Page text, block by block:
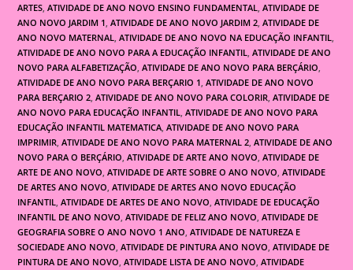
ARTES, ATIVIDADE DE ANO NOVO ENSINO FUNDAMENTAL, ATIVIDADE DE
ANO NOVO JARDIM 1, ATIVIDADE DE ANO NOVO JARDIM 2, ATIVIDADE DE
ANO NOVO MATERNAL, ATIVIDADE DE ANO NOVO NA EDUCAÇÃO INFANTIL,
ATIVIDADE DE ANO NOVO PARA A EDUCAÇÃO INFANTIL, ATIVIDADE DE ANO
NOVO PARA ALFABETIZAÇÃO, ATIVIDADE DE ANO NOVO PARA BERÇÁRIO,
ATIVIDADE DE ANO NOVO PARA BERÇARIO 1, ATIVIDADE DE ANO NOVO
PARA BERÇARIO 2, ATIVIDADE DE ANO NOVO PARA COLORIR, ATIVIDADE DE
ANO NOVO PARA EDUCAÇÃO INFANTIL, ATIVIDADE DE ANO NOVO PARA
EDUCAÇÃO INFANTIL MATEMATICA, ATIVIDADE DE ANO NOVO PARA
IMPRIMIR, ATIVIDADE DE ANO NOVO PARA MATERNAL 2, ATIVIDADE DE ANO
NOVO PARA O BERÇÁRIO, ATIVIDADE DE ARTE ANO NOVO, ATIVIDADE DE
ARTE DE ANO NOVO, ATIVIDADE DE ARTE SOBRE O ANO NOVO, ATIVIDADE
DE ARTES ANO NOVO, ATIVIDADE DE ARTES ANO NOVO EDUCAÇÃO
INFANTIL, ATIVIDADE DE ARTES DE ANO NOVO, ATIVIDADE DE EDUCAÇÃO
INFANTIL DE ANO NOVO, ATIVIDADE DE FELIZ ANO NOVO, ATIVIDADE DE
GEOGRAFIA SOBRE O ANO NOVO 1 ANO, ATIVIDADE DE NATUREZA E
SOCIEDADE ANO NOVO, ATIVIDADE DE PINTURA ANO NOVO, ATIVIDADE DE
PINTURA DE ANO NOVO, ATIVIDADE LISTA DE ANO NOVO, ATIVIDADE